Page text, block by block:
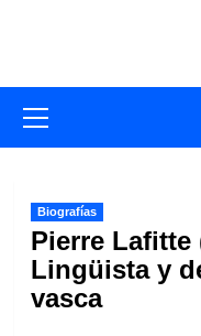
primario
Biografías
Pierre Lafitte
Lingüista y
vasca